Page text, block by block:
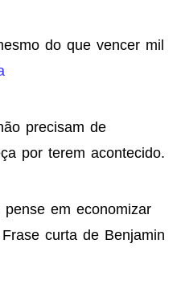
do que vencer mil
precisam de
por terem acontecido.
em economizar
curta de Benjamin